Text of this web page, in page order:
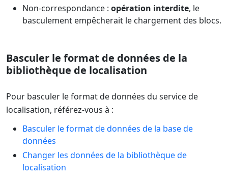
Non-correspondance : opération interdite, le
basculement empêcherait le chargement des blocs.
Basculer le format de données de la
bibliothèque de localisation
Pour basculer le format de données du service de
localisation, référez-vous à :
Basculer le format de données de la base de
données
Changer les données de la bibliothèque de
localisation